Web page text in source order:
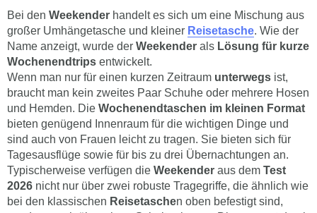
Bei den Weekender handelt es sich um eine Mischung aus
großer Umhängetasche und kleiner Reisetasche. Wie der
Name anzeigt, wurde der Weekender als Lösung für kurze
Wochenendtrips entwickelt.
Wenn man nur für einen kurzen Zeitraum unterwegs ist,
braucht man kein zweites Paar Schuhe oder mehrere Hosen
und Hemden. Die Wochenendtaschen im kleinen Format
bieten genügend Innenraum für die wichtigen Dinge und
sind auch von Frauen leicht zu tragen. Sie bieten sich für
Tagesausflüge sowie für bis zu drei Übernachtungen an.
Typischerweise verfügen die Weekender aus dem Test
2026 nicht nur über zwei robuste Tragegriffe, die ähnlich wie
bei den klassischen Reisetaschen oben befestigt sind,